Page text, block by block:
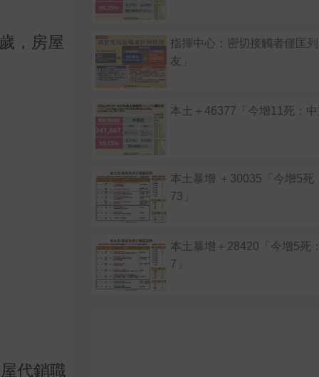
，房屋
代銷職
指揮中心：密切接觸者僅匡
友」
本土＋46377「今增11死：
本土暴增 ＋30035「今增5死
73」
本土暴增＋28420「今增5死
7」